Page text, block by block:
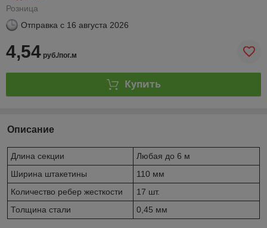
Розница
Отправка с 16 августа 2026
4,54 руб./пог.м
Купить
Описание
Длина секции
Любая до 6 м
Ширина штакетины
110 мм
Количество ребер жесткости
17 шт.
Толщина стали
0,45 мм